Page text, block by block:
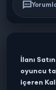
İlanı
oyuncu
içeren